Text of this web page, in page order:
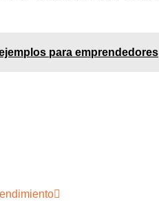
para emprendedores